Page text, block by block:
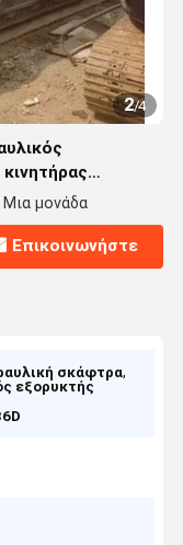
2/4
Μια μονάδα
Επικοινωνήστε
σκάφτρα,
εξορυκτής